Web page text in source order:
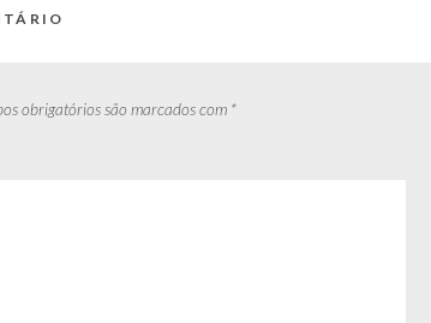
obrigatórios são marcados com *